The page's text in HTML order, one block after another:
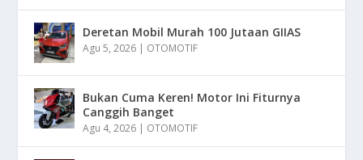
Deretan Mobil Murah 100 Jutaan GIIAS
Agu 5, 2026 | OTOMOTIF
Bukan Cuma Keren! Motor Ini Fiturnya
Canggih Banget
Agu 4, 2026 | OTOMOTIF